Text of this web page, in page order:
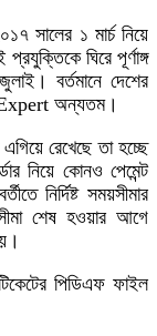
সালের ১ মার্চ নিয়ে
ঘিরে পূর্ণাঙ্গ
বর্তমানে দেশের
Expert অন্যতম।
রেখেছে তা হচ্ছে
নিয়ে কোনও পেমেন্ট
নির্দিষ্ট সময়সীমার
শেষ হওয়ার আগে
পিডিএফ ফাইল